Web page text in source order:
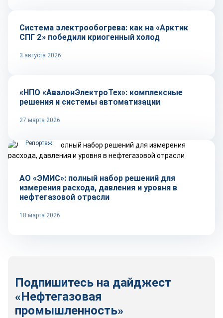
Система электрообогрева: как на «Арктик
СПГ 2» победили криогенный холод
3 августа 2026
Репортаж
«НПО «АвалонЭлектроТех»: комплексные
решения и системы автоматизации
27 марта 2026
Репортаж
АО «ЭМИС»: полный набор решений для
измерения расхода, давления и уровня в
нефтегазовой отрасли
18 марта 2026
Подпишитесь на дайджест
«Нефтегазовая
промышленность»